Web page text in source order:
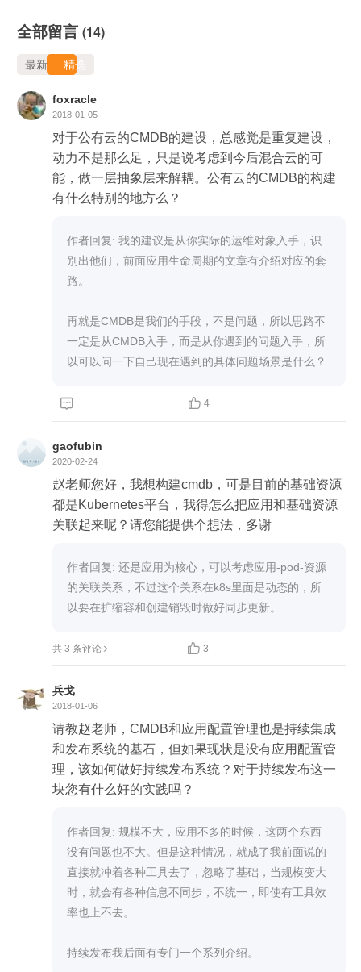
全部留言 (14)
最新 精选
foxracle
2018-01-05
对于公有云的CMDB的建设，总感觉是重复建设，
动力不是那么足，只是说考虑到今后混合云的可
能，做一层抽象层来解耦。公有云的CMDB的构建
有什么特别的地方么？
作者回复: 我的建议是从你实际的运维对象入手，识
别出他们，前面应用生命周期的文章有介绍对应的套
路。
再就是CMDB是我们的手段，不是问题，所以思路不
一定是从CMDB入手，而是从你遇到的问题入手，所
以可以问一下自己现在遇到的具体问题场景是什么？
  4
gaofubin
2020-02-24
赵老师您好，我想构建cmdb，可是目前的基础资源
都是Kubernetes平台，我得怎么把应用和基础资源
关联起来呢？请您能提供个想法，多谢
作者回复: 还是应用为核心，可以考虑应用-pod-资源
的关联关系，不过这个关系在k8s里面是动态的，所
以要在扩缩容和创建销毁时做好同步更新。
共 3 条评论  3
兵戈
2018-01-06
请教赵老师，CMDB和应用配置管理也是持续集成
和发布系统的基石，但如果现状是没有应用配置管
理，该如何做好持续发布系统？对于持续发布这一
块您有什么好的实践吗？
作者回复: 规模不大，应用不多的时候，这两个东西
没有问题也不大。但是这种情况，就成了我前面说的
直接就冲着各种工具去了，忽略了基础，当规模变大
时，就会有各种信息不同步，不统一，即使有工具效
率也上不去。
持续发布我后面有专门一个系列介绍。